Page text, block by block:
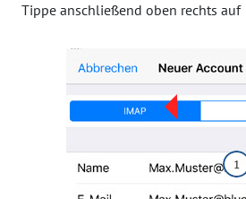
Tippe anschließend oben rechts auf